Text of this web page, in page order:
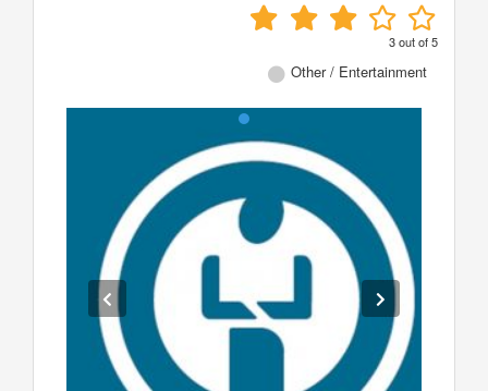
3out of5
Other / Entertainment